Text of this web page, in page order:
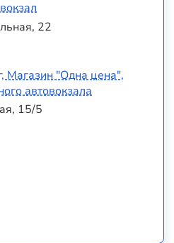
22
Магазин "Одна цена",
автовокзала
15/5